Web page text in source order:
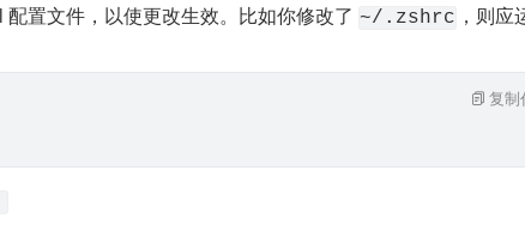
置文件，以使更改生效。比如你修改了 ~/.zshrc ，则应
复制